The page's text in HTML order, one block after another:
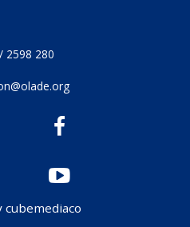
2598 280
cubemediaco